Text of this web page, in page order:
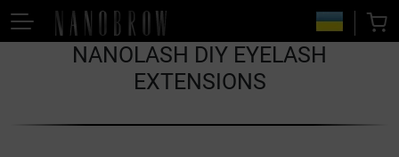
NANOLASH DIY EYELASH
EXTENSIONS